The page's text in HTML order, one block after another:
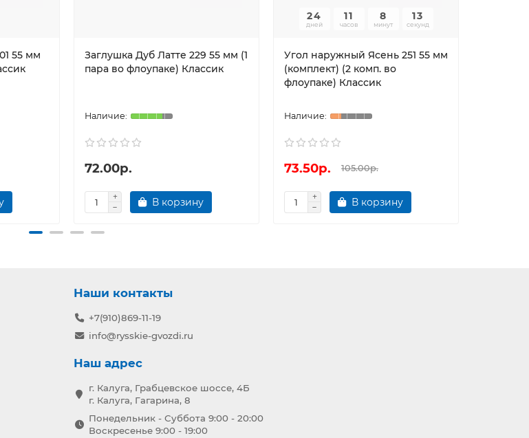
55 мм
Заглушка Дуб Латте 229 55 мм (1
пара во флоупаке) Классик
72.00р.
В корзину
24
дней
11
часов
8
минут
12
секунд
Угол наружный Ясень 251 55 мм
(комплект) (2 комп. во
флоупаке) Классик
73.50р. 105.00р.
В корзину
Наши контакты
+7(910)869-11-19
info@rysskie-gvozdi.ru
Наш адрес
г. Калуга, Грабцевское шоссе, 4Б
г. Калуга, Гагарина, 8
Понедельник - Суббота 9:00 - 20:00
Воскресенье 9:00 - 19:00